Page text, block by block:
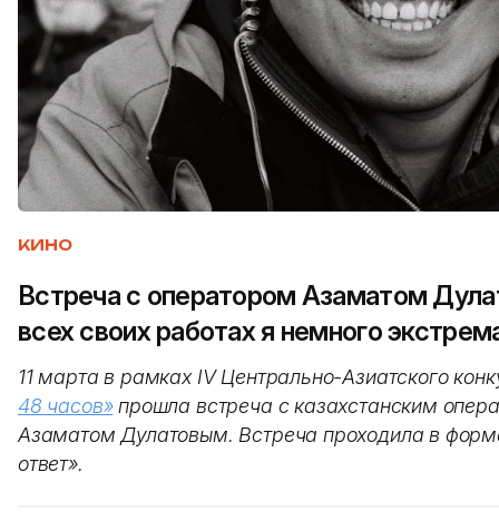
КИНО
Встреча с оператором Азаматом
всех своих работах я немного
11 марта в рамках IV Центрально-Азиатского
48 часов»прошла встреча с казахстанским
Азаматом Дулатовым. Встреча проходила в
ответ».